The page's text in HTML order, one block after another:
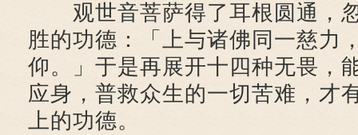
观世音菩萨得了耳根圆通，
胜的功德：「上与诸佛同一慈力
仰。」于是再展开十四种无畏，
应身，普救众生的一切苦难，才
上的功德。